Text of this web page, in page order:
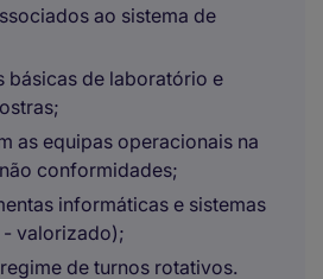
ao sistema de
básicas de laboratório e
as equipas operacionais na
conformidades;
informáticas e sistemas
- valorizado);
de turnos rotativos.